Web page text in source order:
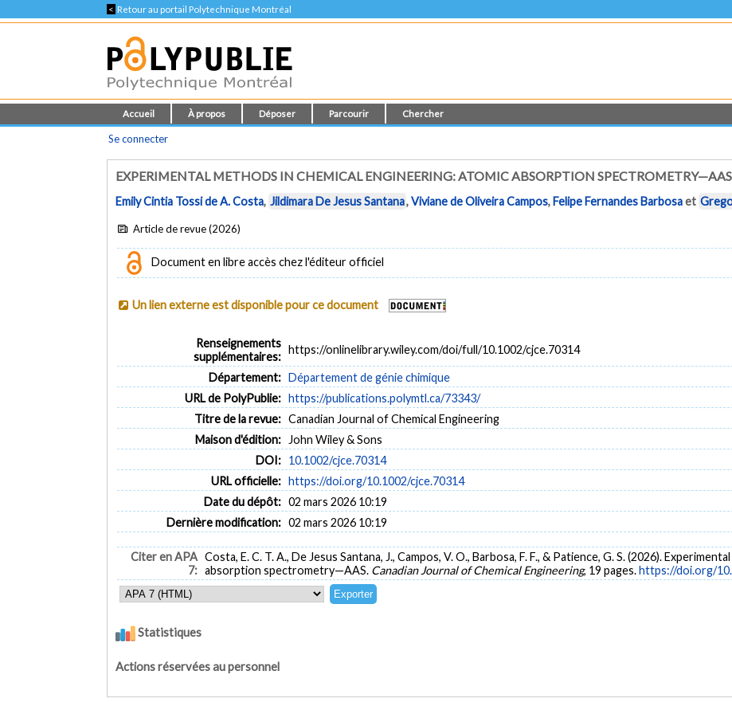
< Retour au portail Polytechnique Montréal
Accueil À propos Déposer Parcourir Chercher
Se connecter
EXPERIMENTAL METHODS IN CHEMICAL ENGINEERING: ATOMIC ABSORPTION SPECTROMETRY—AAS
Emily Cintia Tossi de A. Costa, Jildimara De Jesus Santana,Viviane de Oliveira Campos,Felipe Fernandes Barbosaet
Article de revue (2026)
Document en libre accès chez l'éditeur officiel
Un lien externe est disponible pour ce document
Renseignements
supplémentaires:
https://onlinelibrary.wiley.com/doi/full/10.1002/cjce.70314
Département: Département de génie chimique
URL de PolyPublie: https://publications.polymtl.ca/73343/
Titre de la revue: Canadian Journal of Chemical Engineering
Maison d'édition:
John Wiley & Sons
DOI: 10.1002/cjce.70314
URL officielle: https://doi.org/10.1002/cjce.70314
Date du dépôt: 02 mars 2026 10:19
Dernière modification: 02 mars 2026 10:19
Citer en APA
7:
Costa, E. C. T. A., De Jesus Santana, J., Campos, V. O., Barbosa, F. F., & Patience, G. S. (2026).
absorption spectrometry—AAS. Canadian Journal of Chemical Engineering, 19 pages.https://doi.org/
Statistiques
Actions réservées au personnel